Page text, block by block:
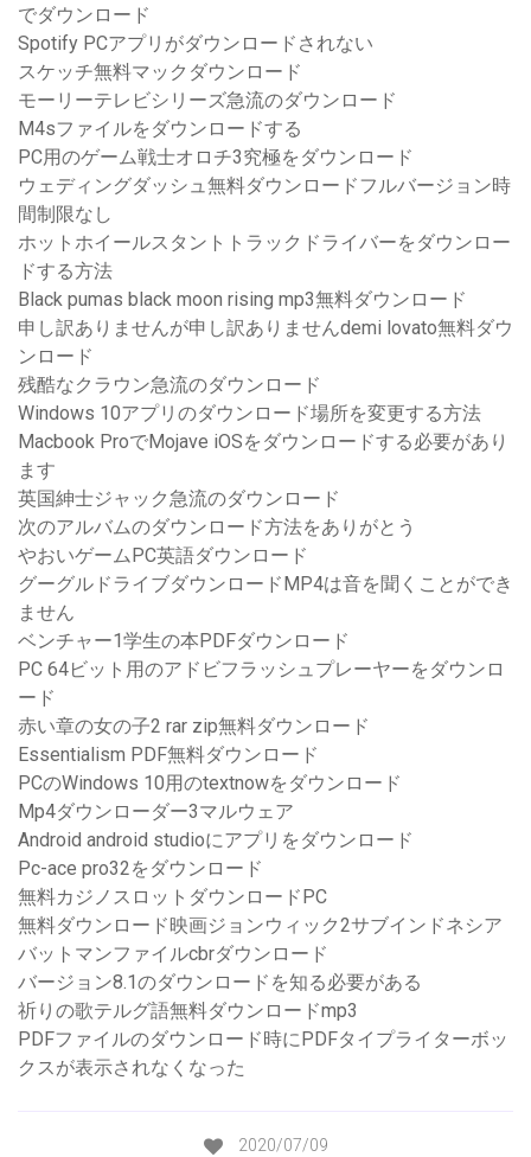
でダウンロード
Spotify PCアプリがダウンロードされない
スケッチ無料マックダウンロード
モーリーテレビシリーズ急流のダウンロード
M4sファイルをダウンロードする
PC用のゲーム戦士オロチ3究極をダウンロード
ウェディングダッシュ無料ダウンロードフルバージョン時
間制限なし
ホットホイールスタントトラックドライバーをダウンロー
ドする方法
Black pumas black moon rising mp3無料ダウンロード
申し訳ありませんが申し訳ありませんdemi lovato無料ダウ
ンロード
残酷なクラウン急流のダウンロード
Windows 10アプリのダウンロード場所を変更する方法
Macbook ProでMojave iOSをダウンロードする必要があり
ます
英国紳士ジャック急流のダウンロード
次のアルバムのダウンロード方法をありがとう
やおいゲームPC英語ダウンロード
グーグルドライブダウンロードMP4は音を聞くことができ
ません
ベンチャー1学生の本PDFダウンロード
PC 64ビット用のアドビフラッシュプレーヤーをダウンロ
ード
赤い章の女の子2 rar zip無料ダウンロード
Essentialism PDF無料ダウンロード
PCのWindows 10用のtextnowをダウンロード
Mp4ダウンローダー3マルウェア
Android android studioにアプリをダウンロード
Pc-ace pro32をダウンロード
無料カジノスロットダウンロードPC
無料ダウンロード映画ジョンウィック2サブインドネシア
バットマンファイルcbrダウンロード
バージョン8.1のダウンロードを知る必要がある
祈りの歌テルグ語無料ダウンロードmp3
PDFファイルのダウンロード時にPDFタイプライターボッ
クスが表示されなくなった
2020/07/09